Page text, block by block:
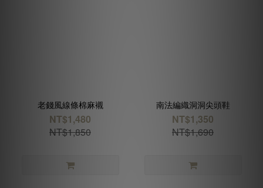
老錢風線條棉麻襯
NT$1,480
NT$1,850
南法編織洞洞尖頭鞋
NT$1,350
NT$1,690